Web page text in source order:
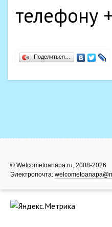
телефону
Поделиться…
© Welcometoanapa.ru, 2008-2026
Электропочта: